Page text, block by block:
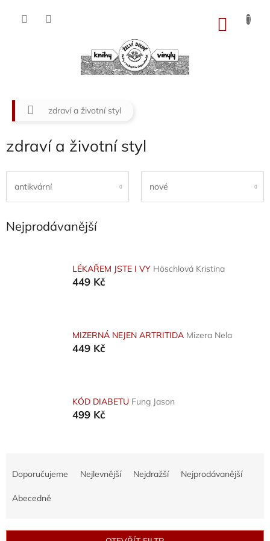
Domů
zdraví a životní styl
zdraví a životní styl
antikvární nové
Nejprodávanější
LÉKAŘEM JSTE I VY Höschlová Kristina
449 Kč
MIZERNÁ NEJEN ARTRITIDA Mizera Nela
449 Kč
KÓD DIABETU Fung Jason
499 Kč
Doporučujeme Nejlevnější Nejdražší Nejprodávanější
Abecedně